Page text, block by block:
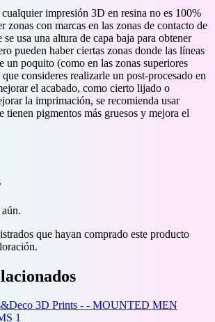
impresión 3D en resina no es 100%
zonas con marcas en las zonas de contacto de
usa una altura de capa baja para obtener
pueden haber ciertas zonas donde las líneas
un poquito (como en las zonas superiores
consideres realizarle un post-procesado en
el acabado, como cierto lijado o
la imprimación, se recomienda usar
pigmentos más gruesos y mejora el
que hayan comprado este producto